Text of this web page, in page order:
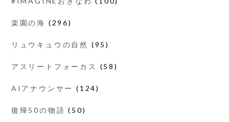
楽園の海 (296)
リュウキュウの自然 (95)
アスリートフォーカス (58)
AIアナウンサー (124)
復帰50の物語 (50)